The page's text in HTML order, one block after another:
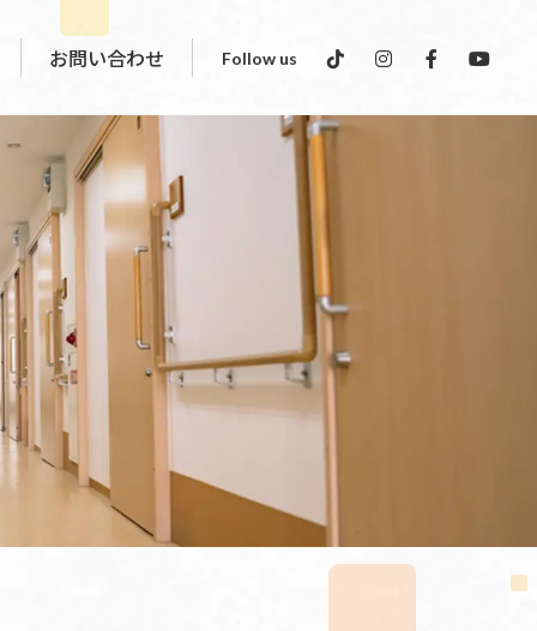
ービス インディバサロン運営
スタッフインタビュー
お問い合わせ Follow us